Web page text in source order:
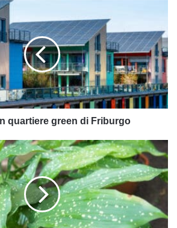
quartiere green di Friburgo